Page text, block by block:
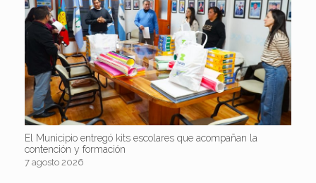
El Municipio entregó kits escolares que acompañan la
contención y formación
7 agosto 2026